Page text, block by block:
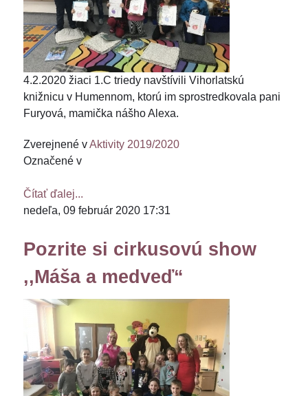
4.2.2020 žiaci 1.C triedy navštívili Vihorlatskú
knižnicu v Humennom, ktorú im sprostredkovala pani
Furyová, mamička nášho Alexa.
Zverejnené vAktivity 2019/2020
Označené v
Čítať ďalej...
nedeľa, 09 február 2020 17:31
Pozrite si cirkusovú show
,,Máša a medveď“